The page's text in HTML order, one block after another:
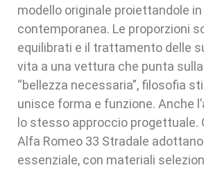
modello originale proiettandole
contemporanea. Le proporzioni
equilibrati e il trattamento delle
vita a una vettura che punta
“bellezza necessaria”, filosofia
unisce forma e funzione. Anche
lo stesso approccio progettuale.
Alfa Romeo 33 Stradale
essenziale, con materiali